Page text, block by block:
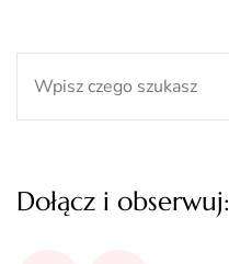
Dołącz i obserwuj: